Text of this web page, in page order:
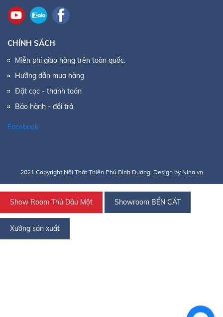
CHÍNH SÁCH
Miễn phí giao hàng trên toàn quốc.
Hướng dẫn mua hàng
Đặt cọc - thanh toán
Bảo hành - đổi trả
Facebook
2021 Copyright Nội Thất Thiên Phú Bình Dương. Design by Nina.vn
Show Room Thủ Dầu Một Showroom BẾN CÁT
Xưởng sản xuất